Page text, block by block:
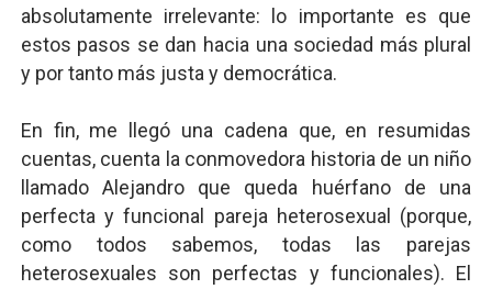
absolutamente irrelevante: lo importante es que
estos pasos se dan hacia una sociedad más plural
y por tanto más justa y democrática.
En fin, me llegó una cadena que, en resumidas
cuentas, cuenta la conmovedora historia de un niño
llamado Alejandro que queda huérfano de una
perfecta y funcional pareja heterosexual (porque,
como todos sabemos, todas las parejas
heterosexuales son perfectas y funcionales). El